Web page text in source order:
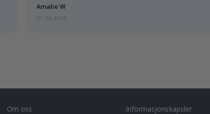
Amalie W
07.08.2026
Om oss
Informasjonskapsler